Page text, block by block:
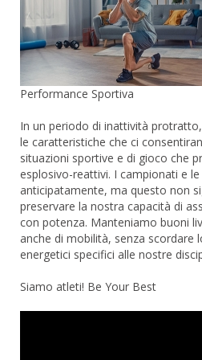
Performance Sportiva
In un periodo di inattività
le caratteristiche che ci
situazioni sportive e di gioco che
esplosivo-reattivi. I campionati e
anticipatamente, ma questo non
preservare la nostra capacità di
con potenza. Manteniamo buoni
anche di mobilità, senza scordare
energetici specifici alle nostre
Siamo atleti! Be Your Best